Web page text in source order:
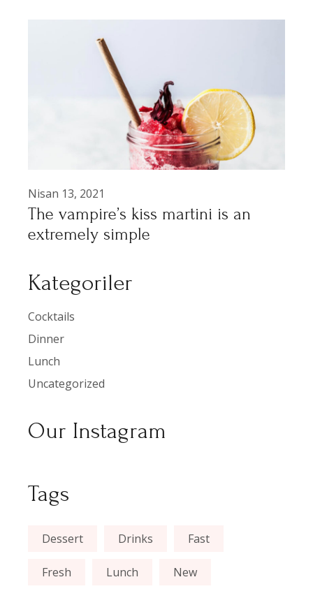
Nisan 13, 2021
The vampire’s kiss martini is an
extremely simple
Kategoriler
Cocktails
Dinner
Lunch
Uncategorized
Our Instagram
Tags
Dessert Drinks Fast
Fresh Lunch New